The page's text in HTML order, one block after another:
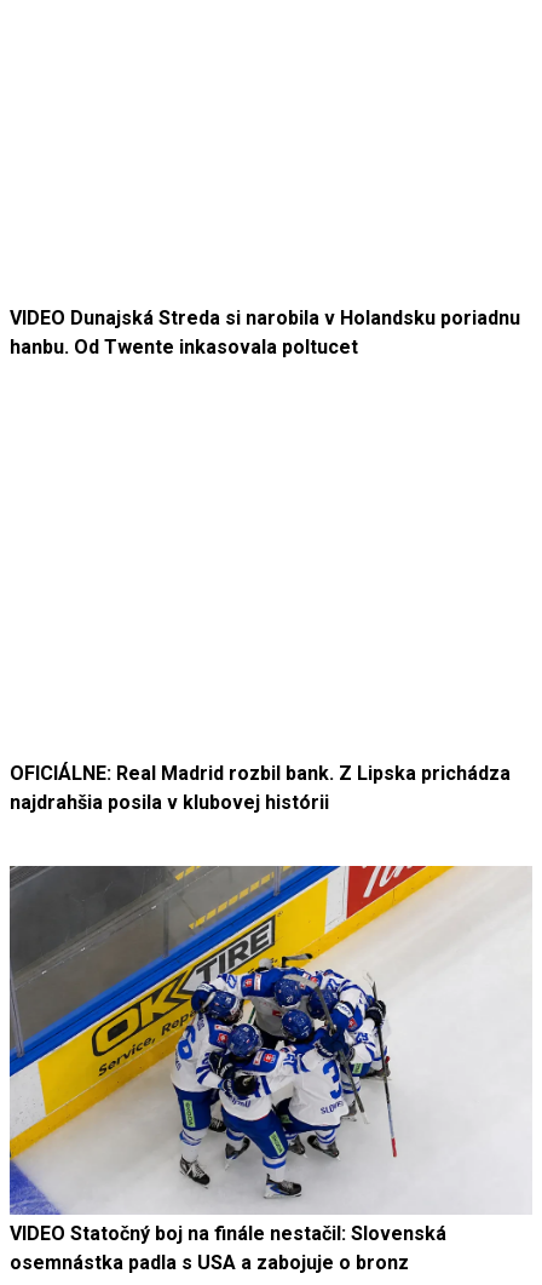
VIDEO Dunajská Streda si narobila v Holandsku poriadnu
hanbu. Od Twente inkasovala poltucet
OFICIÁLNE: Real Madrid rozbil bank. Z Lipska prichádza
najdrahšia posila v klubovej histórii
VIDEO Statočný boj na finále nestačil: Slovenská
osemnástka padla s USA a zabojuje o bronz